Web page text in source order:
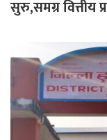
सुरु,समग्र वित्तीय